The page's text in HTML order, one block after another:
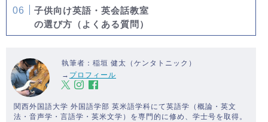
子供向け英語・英会話教室
の選び方（よくある質問）
執筆者：稲垣 健太（ケンタトニック）
→ プロフィール
関西外国語大学 外国語学部 英米語学科にて英語学（概論・英文
法・音声学・言語学・英米文学）を専門的に修め、学士号を取得。